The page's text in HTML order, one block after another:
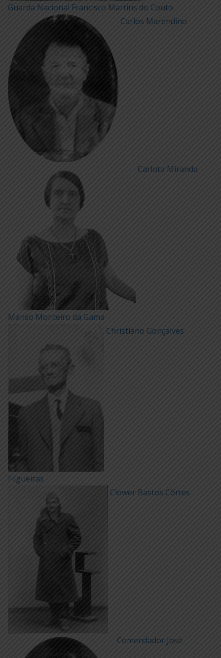
Guarda Nacional Francisco Martins do Couto
Carlos Marendino
Carlota Miranda
Manso Monteiro da Gama
Christiano Gonçalves
Filgueiras
Clower Bastos Côrtes
Comendador José